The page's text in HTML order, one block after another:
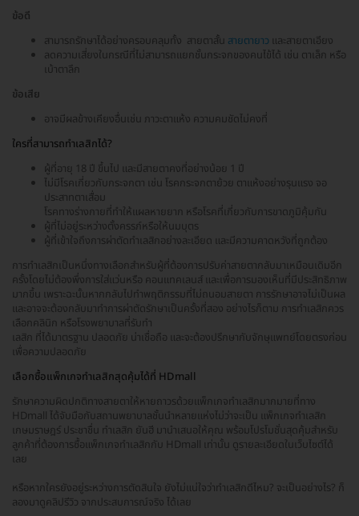
ข้อดี
สามารถรักษาได้อย่างครอบคลุมทั้ง สายตาสั้น สายตายาว และสายตาเอียง
ลดความเสี่ยงในกรณีที่ไม่สามารถแยกชั้นกระจกของคนไข้ได้ เช่น ตาเล็ก หรือ
เบ้าตาลึก
ข้อเสีย
อาจมีผลข้างเคียงอื่นเช่น ภาวะตาแห้ง ความคมชัดไม่คงที่
ใครที่สามารถทำเลสิกได้?
ผู้ที่อายุ 18 ปี ขึ้นไป และมีสายตาคงที่อย่างน้อย 1 ปี
ไม่มีโรคเกี่ยวกับกระจกตา เช่น โรคกระจกตาย้วย ตาแห้งอย่างรุนแรง จอ
ประสาทตาเสื่อม
โรคทางร่างกายที่ทำให้แผลหายยาก หรือโรคที่เกี่ยวกับการขาดภูมิคุ้มกัน
ผู้ที่ไม่อยู่ระหว่างตั้งครรภ์หรือให้นมบุตร
ผู้ที่เข้าใจถึงการผ่าตัดทำเลสิกอย่างละเอียด และมีความคาดหวังที่ถูกต้อง
การทำเลสิกเป็นหนึ่งทางเลือกสำหรับผู้ที่ต้องการปรับค่าสายตากลับมาเหมือนเดิมอีก
ครั้งโดยไม่ต้องพึ่งการใส่แว่นหรือ คอนแทคเลนส์ และเพื่อการมองเห็นที่มีประสิทธิภาพ
มากขึ้น เพราะฉะนั้นหากกลับไปทำพฤติกรรมที่ไม่ถนอมสายตา การรักษาอาจไม่เป็นผล
และอาจจะต้องกลับมาทำการผ่าตัดรักษาเป็นครั้งที่สอง อย่างไรก็ตาม การทำเลสิกควร
เลือกคลินิก หรือโรงพยาบาลที่รับทำ
เลสิก ที่ได้มาตรฐาน ปลอดภัย น่าเชื่อถือ และจะต้องปรึกษากับจักษุแพทย์โดยตรงก่อน
เพื่อความปลอดภัย
เลือกซื้อแพ็กเกจทำเลสิกสุดคุ้มได้ที่ HDmall
รักษาความผิดปกติทางสายตาให้หายถาวรด้วยแพ็กเกจทำเลสิกมากมายที่ทาง
HDmall ได้จับมือกับสถานพยาบาลชั้นนำหลายแห่งไม่ว่าจะเป็น แพ็กเกจทำเลสิก
เกษมราษฎร์ ประชาชื่น ทำเลสิก ยันฮี มานำเสนอให้คุณ พร้อมโปรโมชั่นสุดคุ้มสำหรับ
ลูกค้าที่ต้องการซื้อแพ็กเกจทำเลสิกกับ HDmall เท่านั้น ดูรายละเอียดในเว็บไซต์ได้
เลย
หรือหากใครยังอยู่ระหว่างการตัดสินใจ ยังไม่แน่ใจว่าทำเลสิกดีไหม? จะเป็นอย่างไร? ก็
ลองมาดูคลิปรีวิว จากประสบการณ์จริง ได้เลย